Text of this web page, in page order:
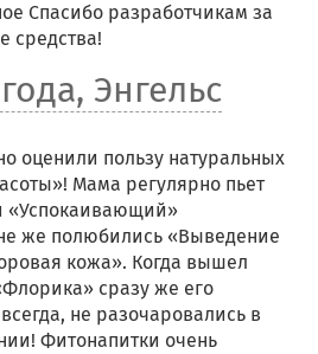
Спасибо разработчикам за
средства!
Энгельс
оценили пользу натуральных
Мама регулярно пьет
«Успокаивающий»
же полюбились «Выведение
кожа». Когда вышел
сразу же его
не разочаровались в
Фитонапитки очень